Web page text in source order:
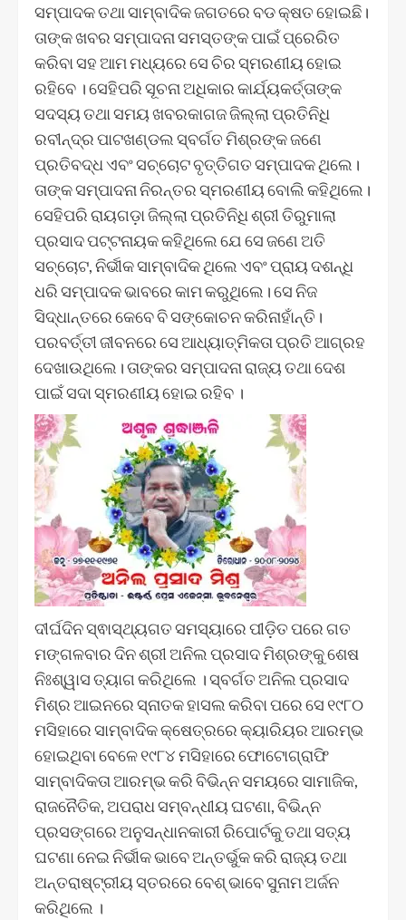
ସମ୍ପାଦକ ତଥା ସାମ୍ବାଦିକ ଜଗତରେ ବଡ କ୍ଷତ ହୋଇଛି।
ତାଙ୍କ ଖବର ସମ୍ପାଦନା ସମସ୍ତଙ୍କ ପାଇଁ ପ୍ରେରିତ
କରିବା ସହ ଆମ ମଧ୍ୟରେ ସେ ଚିର ସ୍ମରଣୀୟ ହୋଇ
ରହିବେ । ସେହିପରି ସୂଚନା ଅଧିକାର କାର୍ଯ୍ୟକର୍ତ୍ତାଙ୍କ
ସଦସ୍ୟ ତଥା ସମୟ ଖବରକାଗଜ ଜିଲ୍ଲା ପ୍ରତିନିଧି
ରବୀନ୍ଦ୍ର ପାଟଖଣ୍ଡଲ ସ୍ବର୍ଗତ ମିଶ୍ରଙ୍କ ଜଣେ
ପ୍ରତିବଦ୍ଧ ଏବଂ ସଚ୍ଚୋଟ ବୃତ୍ତିଗତ ସମ୍ପାଦକ ଥିଲେ।
ତାଙ୍କ ସମ୍ପାଦନା ନିରନ୍ତର ସ୍ମରଣୀୟ ବୋଲି କହିଥିଲେ।
ସେହିପରି ରାୟଗଡ଼ା ଜିଲ୍ଲା ପ୍ରତିନିଧି ଶ୍ରୀ ତିରୁମାଲା
ପ୍ରସାଦ ପଟ୍ଟନାୟକ କହିଥିଲେ ଯେ ସେ ଜଣେ ଅତି
ସଚ୍ଚୋଟ, ନିର୍ଭୀକ ସାମ୍ବାଦିକ ଥିଲେ ଏବଂ ପ୍ରାୟ ଦଶନ୍ଧି
ଧରି ସମ୍ପାଦକ ଭାବରେ କାମ କରୁଥିଲେ। ସେ ନିଜ
ସିଦ୍ଧାନ୍ତରେ କେବେ ବି ସଙ୍କୋଚନ କରିନାହାଁନ୍ତି।
ପରବର୍ତ୍ତୀ ଜୀବନରେ ସେ ଆଧ୍ୟାତ୍ମିକତା ପ୍ରତି ଆଗ୍ରହ
ଦେଖାଉଥିଲେ। ତାଙ୍କର ସମ୍ପାଦନା ରାଜ୍ୟ ତଥା ଦେଶ
ପାଇଁ ସଦା ସ୍ମରଣୀୟ ହୋଇ ରହିବ ।
ଦୀର୍ଘଦିନ ସ୍ଵାସ୍ଥ୍ୟଗତ ସମସ୍ୟାରେ ପୀଡ଼ିତ ପରେ ଗତ
ମଙ୍ଗଳବାର ଦିନ ଶ୍ରୀ ଅନିଲ ପ୍ରସାଦ ମିଶ୍ରଙ୍କୁ ଶେଷ
ନିଃଶ୍ୱାସ ତ୍ୟାଗ କରିଥିଲେ । ସ୍ବର୍ଗତ ଅନିଲ ପ୍ରସାଦ
ମିଶ୍ର ଆଇନରେ ସ୍ନାତକ ହାସଲ କରିବା ପରେ ସେ ୧୯୮୦
ମସିହାରେ ସାମ୍ବାଦିକ କ୍ଷେତ୍ରରେ କ୍ୟାରିୟର ଆରମ୍ଭ
ହୋଇଥିବା ବେଳେ ୧୯୮୪ ମସିହାରେ ଫୋଟୋଗ୍ରାଫି
ସାମ୍ବାଦିକତା ଆରମ୍ଭ କରି ବିଭିନ୍ନ ସମୟରେ ସାମାଜିକ,
ରାଜନୈତିକ, ଅପରାଧ ସମ୍ବନ୍ଧୀୟ ଘଟଣା, ବିଭିନ୍ନ
ପ୍ରସଙ୍ଗରେ ଅନୁସନ୍ଧାନକାରୀ ରିପୋର୍ଟକୁ ତଥା ସତ୍ୟ
ଘଟଣା ନେଇ ନିର୍ଭୀକ ଭାବେ ଅନ୍ତର୍ଭୁକ କରି ରାଜ୍ୟ ତଥା
ଅନ୍ତରାଷ୍ଟ୍ରୀୟ ସ୍ତରରେ ବେଶ୍ ଭାବେ ସୁନାମ ଅର୍ଜନ
କରିଥିଲେ ।